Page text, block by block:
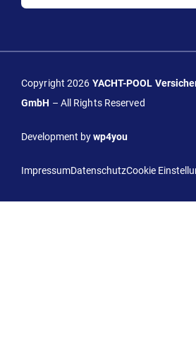
Copyright 2026 YACHT-POOL
GmbH – All Rights Reserved
Development bywp4you
ImpressumDatenschutzCookie